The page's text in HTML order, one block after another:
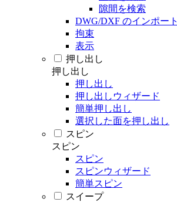
隙間を検索
DWG/DXF のインポート
拘束
表示
押し出し
押し出し
押し出し
押し出しウィザード
簡単押し出し
選択した面を押し出し
スピン
スピン
スピン
スピンウィザード
簡単スピン
スイープ